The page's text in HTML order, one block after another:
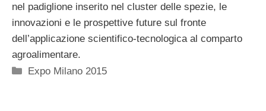
nel padiglione inserito nel cluster delle spezie, le
innovazioni e le prospettive future sul fronte
dell’applicazione scientifico-tecnologica al comparto
agroalimentare.
Categorie
Expo Milano 2015